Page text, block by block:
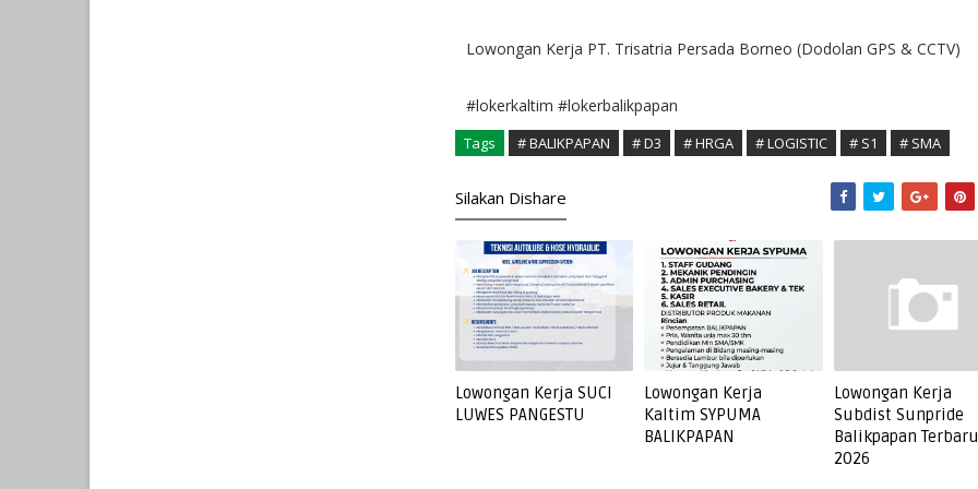
Lowongan Kerja PT. Trisatria Persada Borneo (Dodolan GPS & CCTV)
#lokerkaltim #lokerbalikpapan
Tags # BALIKPAPAN # D3 # HRGA # LOGISTIC # S1 # SMA
Silakan Dishare
Lowongan Kerja SUCI
LUWES PANGESTU
Lowongan Kerja
Kaltim SYPUMA
BALIKPAPAN
Lowongan Kerja
Subdist Sunpride
Balikpapan Terbaru
2026